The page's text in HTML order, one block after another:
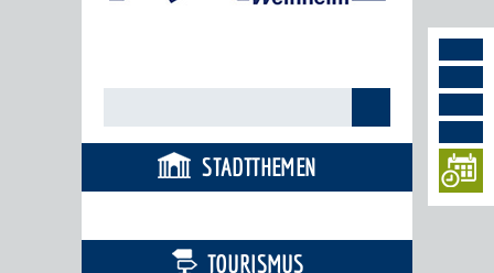
STADTTHEMEN
TOURISMUS